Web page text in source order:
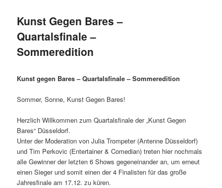
Kunst Gegen Bares –
Quartalsfinale –
Sommeredition
Kunst gegen Bares – Quartalsfinale – Sommeredition
Sommer, Sonne, Kunst Gegen Bares!
Herzlich Willkommen zum Quartalsfinale der „Kunst Gegen
Bares“ Düsseldorf.
Unter der Moderation von Julia Trompeter (Antenne Düsseldorf)
und Tim Perkovic (Entertainer & Comedian) treten hier nochmals
alle Gewinner der letzten 6 Shows gegeneinander an, um erneut
einen Sieger und somit einen der 4 Finalisten für das große
Jahresfinale am 17.12. zu küren.